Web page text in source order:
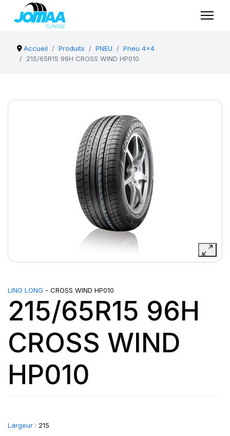
Accueil Produits PNEU
Pneu 4x4
215/65R15 96H CROSS WIND HP010
LING LONG - CROSS WIND HP010
215/65R15 96H
CROSS WIND
HP010
Largeur : 215